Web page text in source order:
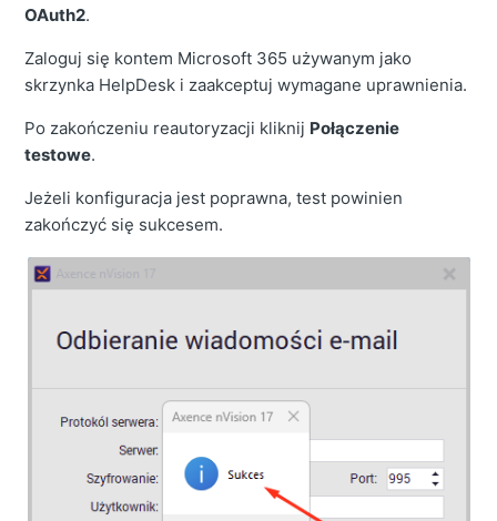
OAuth2.
Zaloguj się kontem Microsoft 365 używanym jako
skrzynka HelpDesk i zaakceptuj wymagane uprawnienia.
Po zakończeniu reautoryzacji kliknij Połączenie
testowe.
Jeżeli konfiguracja jest poprawna, test powinien
zakończyć się sukcesem.